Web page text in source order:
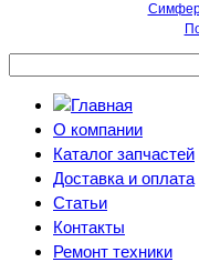
О компании
Каталог запчастей
Доставка и оплата
Статьи
Контакты
Ремонт техники